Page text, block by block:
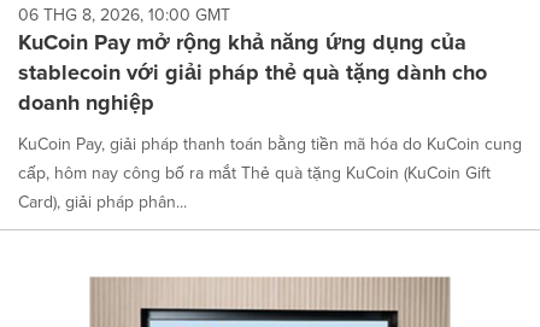
06 THG 8, 2026, 10:00 GMT
KuCoin Pay mở rộng khả năng ứng dụng của
stablecoin với giải pháp thẻ quà tặng dành cho
doanh nghiệp
KuCoin Pay, giải pháp thanh toán bằng tiền mã hóa do KuCoin cung
cấp, hôm nay công bố ra mắt Thẻ quà tặng KuCoin (KuCoin Gift
Card), giải pháp phân...